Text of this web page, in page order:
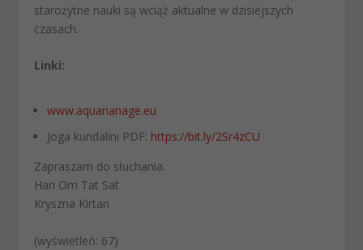
starożytne nauki są wciąż aktualne w dzisiejszych
czasach.
Linki:
www.aquarianage.eu
Joga kundalini PDF: https://bit.ly/2Sr4zCU
Zapraszam do słuchania.
Hari Om Tat Sat
Kryszna Kirtan
(wyświetleń: 67)